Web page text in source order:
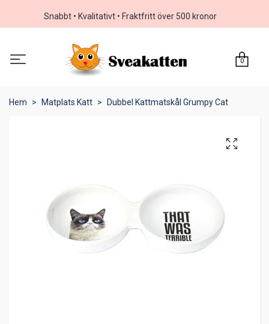
Snabbt • Kvalitativt • Fraktfritt över 500 kronor
0
Hem Matplats Katt Dubbel Kattmatskål Grumpy Cat